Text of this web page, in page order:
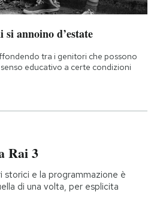
annoino d’estate
tra i genitori che possono
educativo a certe condizioni
Rai 3
storici e la programmazione è
di una volta, per esplicita